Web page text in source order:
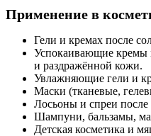
Применение в
Гели и кремах после
Успокаивающие кремы
и раздражённой кожи.
Увлажняющие гели и
Маски (тканевые,
Лосьоны и спреи после
Шампуни, бальзамы,
Детская косметика и